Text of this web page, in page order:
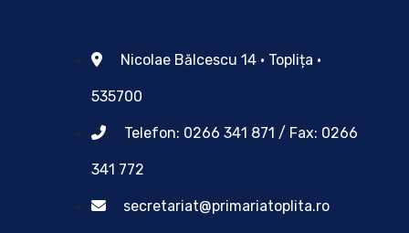
Nicolae Bălcescu 14 • Toplița •
535700
Telefon: 0266 341 871 / Fax: 0266
341 772
secretariat@primariatoplita.ro